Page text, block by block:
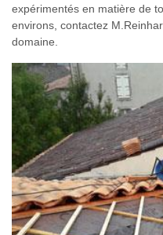
expérimentés en matière de
environs, contactez
domaine.